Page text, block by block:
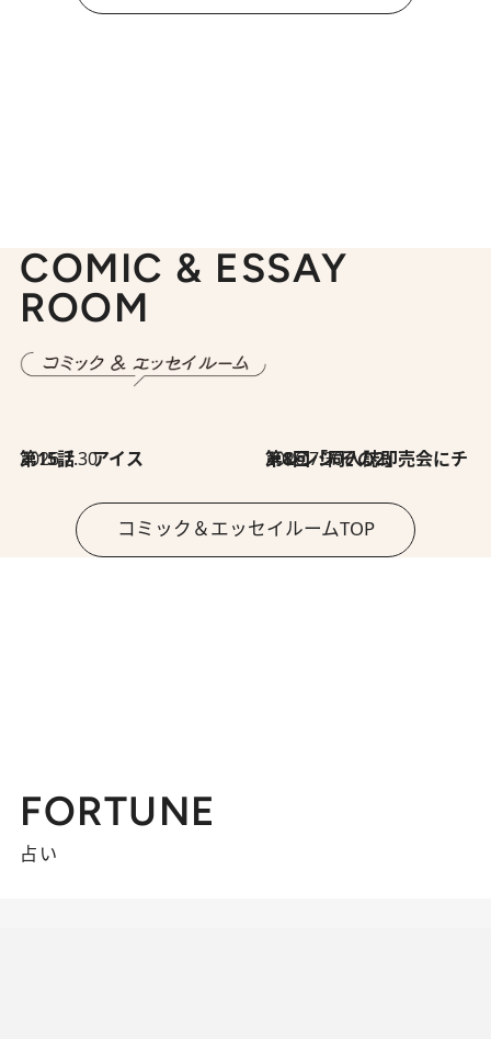
COMIC & ESSAY
ROOM
2026.7.30
第15話 アイス 2026.7.30
第8回「同人誌即売会にチャレンジ その2」
コミック＆エッセイルームTOP
FORTUNE
占い